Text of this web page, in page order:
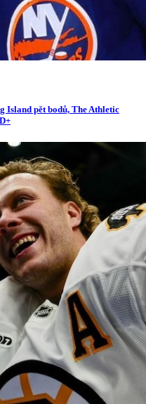
Island pět bodů, The Athletic